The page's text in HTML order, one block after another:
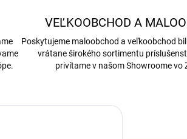
VEĽKOOBCHOD A
Poskytujeme maloobchod a veľkoobchod
vrátane širokého sortimentu
privítame v našom Showroome vo